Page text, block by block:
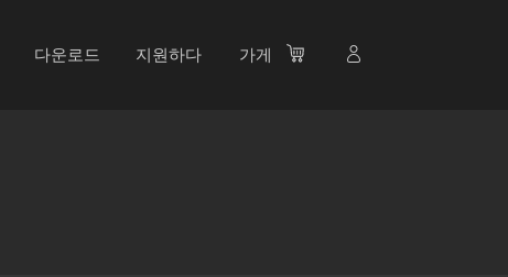
다운로드 지원하다 가게